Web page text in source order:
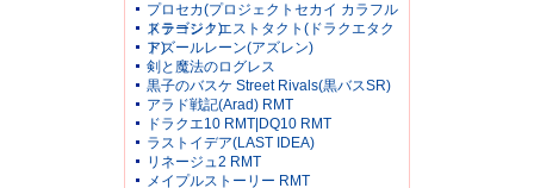
プロセカ(プロジェクトセカイ カラフル
ステージ！)
ドラゴンクエストタクト(ドラクエタク
ト)
アズールレーン(アズレン)
剣と魔法のログレス
黒子のバスケ Street Rivals(黒バスSR)
アラド戦記(Arad) RMT
ドラクエ10 RMT|DQ10 RMT
ラストイデア(LAST IDEA)
リネージュ2 RMT
メイプルストーリー RMT